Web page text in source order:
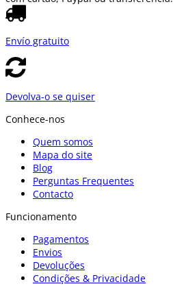
Envío gratuito
Devolva-o se quiser
Conhece-nos
Quem somos
Mapa do site
Blog
Perguntas Frequentes
Contacto
Funcionamento
Pagamentos
Envios
Devoluções
Condições & Privacidade